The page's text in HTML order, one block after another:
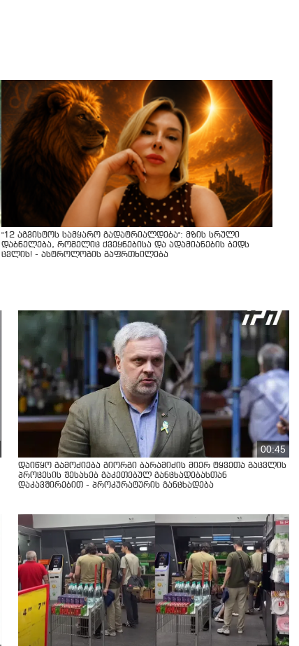
"12 აგვისტოს სამყარო გადატრიალდება": მზის სრული
დაბნელება, რომელიც ქვეყნებისა და ადამიანების ბედს
ცვლის! - ასტროლოგის გაფრთხილება
00:45
დაიწყო გამოძიება გიორგი ბარამიძის მიერ ტყვეთა გაცვლის
პროცესის შესახებ გაკეთებულ განცხადებასთან
დაკავშირებით - პროკურატურის განცხადება